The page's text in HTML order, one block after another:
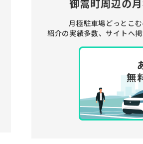
御嵩町周辺の
月極駐車場どっとこ
紹介の実績多数、サイトへ掲